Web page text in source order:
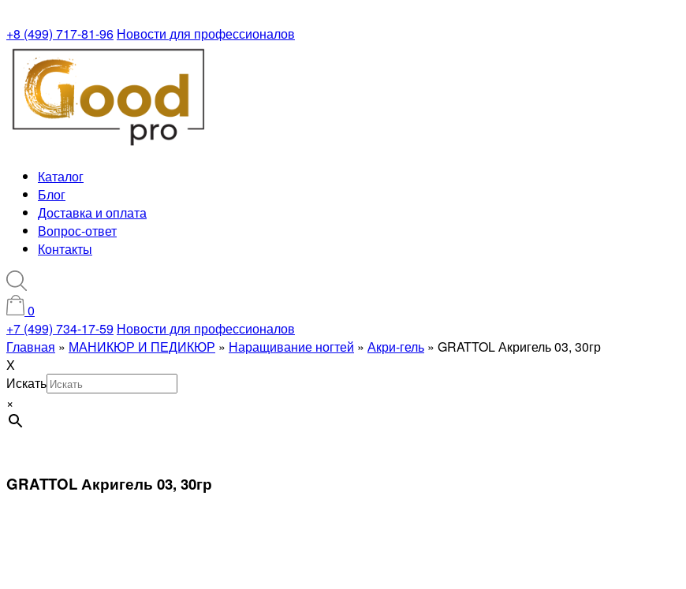
+8 (499) 717-81-96 Новости для профессионалов
Каталог
Блог
Доставка и оплата
Вопрос-ответ
Контакты
0
+7 (499) 734-17-59 Новости для профессионалов
Главная » МАНИКЮР И ПЕДИКЮР » Наращивание ногтей » Акри-гель » GRATTOL Акригель 03, 30гр
X
Искать
×
GRATTOL Акригель 03, 30гр